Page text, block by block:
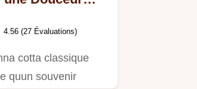
4.56 (27 Évaluations)
cotta classique
quun souvenir